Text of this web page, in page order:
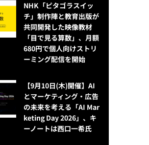
NHK「ピタゴラスイッ
チ」制作陣と教育出版が
共同開発した映像教材
「目で見る算数」、月額
680円で個人向けストリ
ーミング配信を開始
【9月10日(木)開催】AI
とマーケティング・広告
の未来を考える「AI Mar
keting Day 2026」、キ
ーノートは西口一希氏